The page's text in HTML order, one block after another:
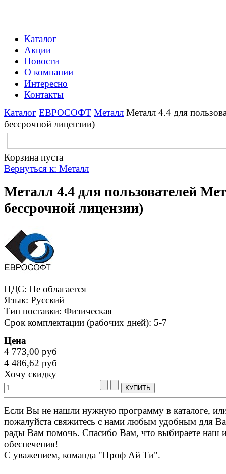
Каталог
Акции
Новости
О компании
Интересно
Контакты
Каталог ЕВРОСОФТ Металл Металл 4.4 для
бессрочной лицензии)
Корзина пуста
Вернуться к: Металл
Металл 4.4 для пользователей
бессрочной лицензии)
НДС: Не облагается
Язык: Русский
Тип поставки: Физическая
Срок комплектации (рабочих дней): 5-7
Цена
4 773,00 руб
4 486,62 руб
Хочу скидку
Если Вы не нашли нужную программу в каталоге,
пожалуйста свяжитесь с нами любым удобным для
рады Вам помочь. Спасибо Вам, что выбираете наш
обеспечения!
С уважением, команда "Проф Ай Ти".